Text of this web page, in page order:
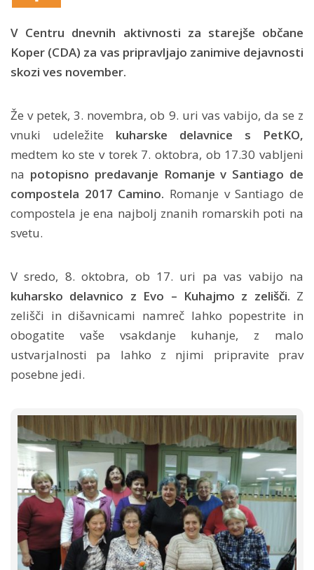
V Centru dnevnih aktivnosti za starejše občane
Koper (CDA) za vas pripravljajo zanimive dejavnosti
skozi ves november.
Že v petek, 3. novembra, ob 9. uri vas vabijo, da se z
vnuki udeležite kuharske delavnice s PetKO,
medtem ko ste v torek 7. oktobra, ob 17.30 vabljeni
na potopisno predavanje Romanje v Santiago de
compostela 2017 Camino. Romanje v Santiago de
compostela je ena najbolj znanih romarskih poti na
svetu.
V sredo, 8. oktobra, ob 17. uri pa vas vabijo na
kuharsko delavnico z Evo – Kuhajmo z zelišči. Z
zelišči in dišavnicami namreč lahko popestrite in
obogatite vaše vsakdanje kuhanje, z malo
ustvarjalnosti pa lahko z njimi pripravite prav
posebne jedi.